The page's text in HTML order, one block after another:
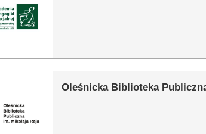
Oleśnicka Biblioteka